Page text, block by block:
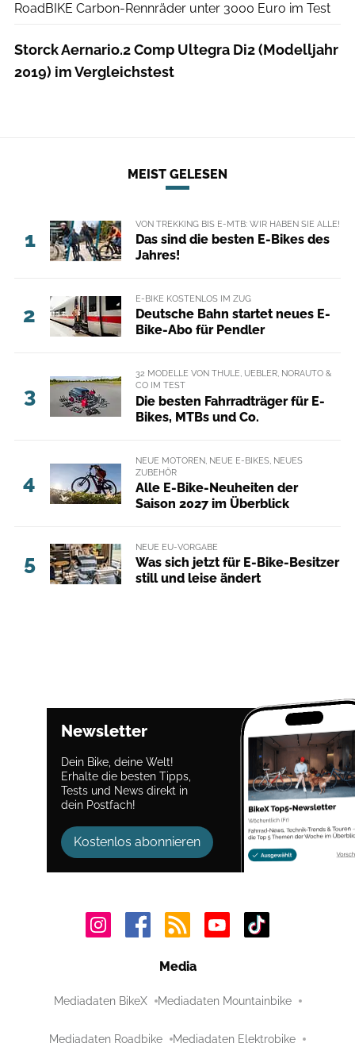
RoadBIKE Carbon-Rennräder unter 3000 Euro im Test
Storck Aernario.2 Comp Ultegra Di2 (Modelljahr
2019) im Vergleichstest
MEIST GELESEN
1
VON TREKKING BIS E-MTB: WIR HABEN SIE ALLE!
Das sind die besten E-Bikes des
Jahres!
2
E-BIKE KOSTENLOS IM ZUG
Deutsche Bahn startet neues E-
Bike-Abo für Pendler
3
32 MODELLE VON THULE, UEBLER, NORAUTO &
CO IM TEST
Die besten Fahrradträger für E-
Bikes, MTBs und Co.
4
NEUE MOTOREN, NEUE E-BIKES, NEUES
ZUBEHÖR
Alle E-Bike-Neuheiten der
Saison 2027 im Überblick
5
NEUE EU-VORGABE
Was sich jetzt für E-Bike-Besitzer
still und leise ändert
Newsletter
Dein Bike, deine Welt!
Erhalte die besten Tipps,
Tests und News direkt in
dein Postfach!
Kostenlos abonnieren
Media
Mediadaten BikeX Mediadaten Mountainbike
Mediadaten Roadbike Mediadaten Elektrobike